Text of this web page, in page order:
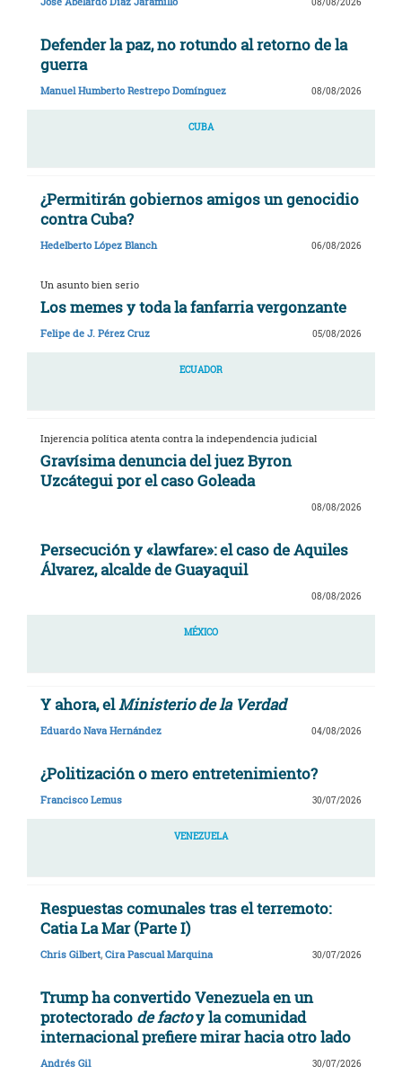
08/08/2026
Defender la paz, no rotundo al retorno de la
guerra
Manuel Humberto Restrepo Domínguez 08/08/2026
CUBA
¿Permitirán gobiernos amigos un genocidio
contra Cuba?
Hedelberto López Blanch 06/08/2026
Un asunto bien serio
Los memes y toda la fanfarria vergonzante
Felipe de J. Pérez Cruz 05/08/2026
ECUADOR
Injerencia política atenta contra la independencia judicial
Gravísima denuncia del juez Byron
Uzcátegui por el caso Goleada
08/08/2026
Persecución y «lawfare»: el caso de Aquiles
Álvarez, alcalde de Guayaquil
08/08/2026
MÉXICO
Y ahora, elMinisterio de la Verdad
Eduardo Nava Hernández 04/08/2026
¿Politización o mero entretenimiento?
Francisco Lemus 30/07/2026
VENEZUELA
Respuestas comunales tras el terremoto:
Catia La Mar (Parte I)
Chris Gilbert, Cira Pascual Marquina 30/07/2026
Trump ha convertido Venezuela en un
protectorado de factoy la comunidad
internacional prefiere mirar hacia otro lado
Andrés Gil 30/07/2026